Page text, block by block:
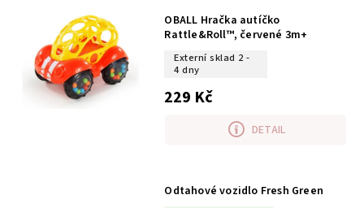
OBALL Hračka autíčko
Rattle&Roll™, červené 3m+
Externí sklad 2 -
4 dny
229 Kč
DETAIL
Odtahové vozidlo Fresh Green